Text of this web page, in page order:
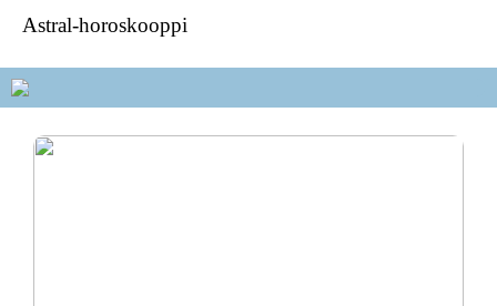
Astral-horoskooppi